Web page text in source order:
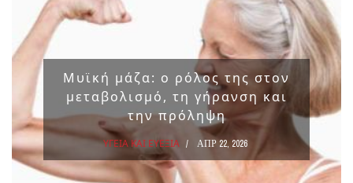
Μυϊκή μάζα: ο ρόλος της στον
μεταβολισμό, τη γήρανση και
την πρόληψη
ΥΓΕΙΑ ΚΑΙ ΕΥΕΞΙΑ ΑΠΡ 22, 2026